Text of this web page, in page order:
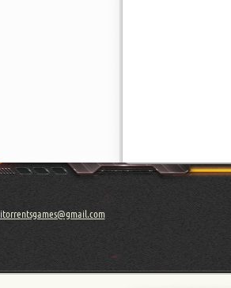
itorrentsgames@gmail.com